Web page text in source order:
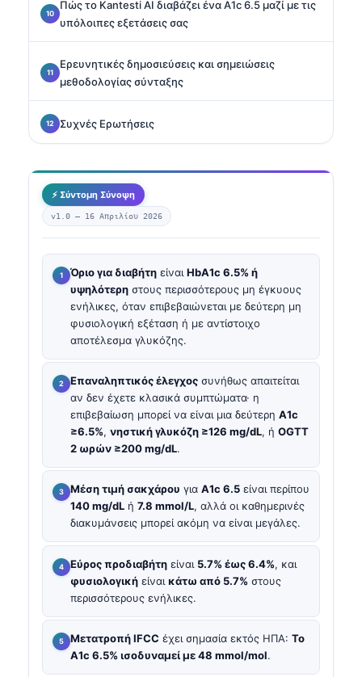
Πώς το Kantesti AI διαβάζει ένα A1c 6.5 μαζί με τις
υπόλοιπες εξετάσεις σας
Ερευνητικές δημοσιεύσεις και σημειώσεις
μεθοδολογίας σύνταξης
Συχνές Ερωτήσεις
⚡ Σύντομη Σύνοψη
v1.0 — 16 Απριλίου 2026
Όριο για διαβήτη είναι HbA1c 6.5% ή
υψηλότερη στους περισσότερους μη έγκυους
ενήλικες, όταν επιβεβαιώνεται με δεύτερη μη
φυσιολογική εξέταση ή με αντίστοιχο
αποτέλεσμα γλυκόζης.
Επαναληπτικός έλεγχος συνήθως απαιτείται
αν δεν έχετε κλασικά συμπτώματα· η
επιβεβαίωση μπορεί να είναι μια δεύτερη A1c
≥6.5%, νηστική γλυκόζη ≥126 mg/dL, ή OGTT
2 ωρών ≥200 mg/dL.
Μέση τιμή σακχάρου για A1c 6.5 είναι περίπου
140 mg/dL ή 7.8 mmol/L, αλλά οι καθημερινές
διακυμάνσεις μπορεί ακόμη να είναι μεγάλες.
Εύρος προδιαβήτη είναι 5.7% έως 6.4%, και
φυσιολογική είναι κάτω από 5.7% στους
περισσότερους ενήλικες.
Μετατροπή IFCC έχει σημασία εκτός ΗΠΑ: Το
A1c 6.5% ισοδυναμεί με 48 mmol/mol.